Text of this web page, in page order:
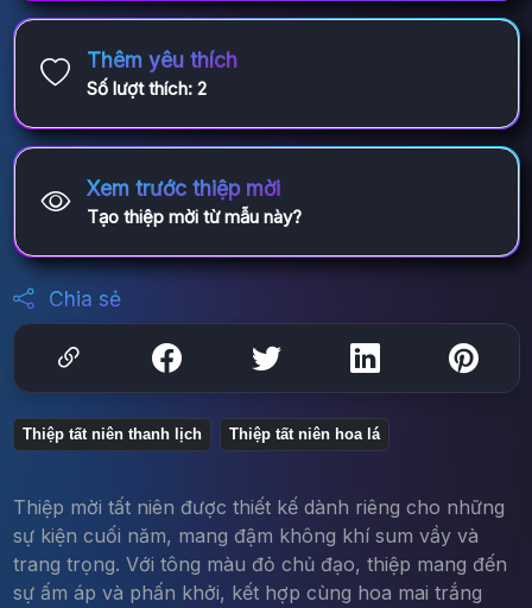
Thêm yêu thích
Số lượt thích: 2
Xem trước thiệp mời
Tạo thiệp mời từ mẫu này?
Chia sẻ
Thiệp tất niên thanh lịch Thiệp tất niên hoa lá
Thiệp mời tất niên được thiết kế dành riêng cho những
sự kiện cuối năm, mang đậm không khí sum vầy và
trang trọng. Với tông màu đỏ chủ đạo, thiệp mang đến
sự ấm áp và phấn khởi, kết hợp cùng hoa mai trắng